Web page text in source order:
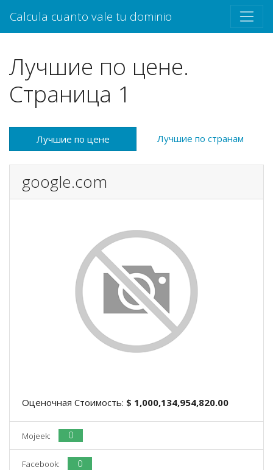
Calcula cuanto vale tu dominio
Лучшие по цене.
Страница 1
Лучшие по цене Лучшие по странам
google.com
Оценочная Стоимость: $ 1,000,134,954,820.00
Mojeek: 0
Facebook: 0